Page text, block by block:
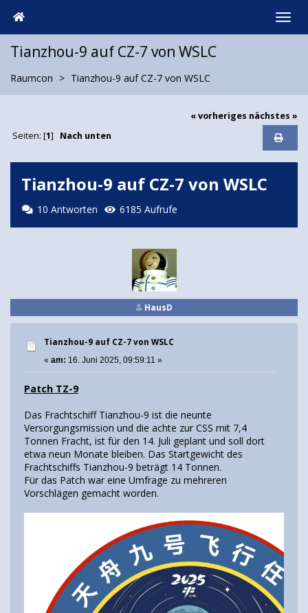
Tianzhou-9 auf CZ-7 von WSLC
Raumcon Tianzhou-9 auf CZ-7 von WSLC
« vorheriges nächstes »
Seiten: [1] Nach unten
Tianzhou-9 auf CZ-7 von WSLC
10 Antworten 6185 Aufrufe
HausD
Tianzhou-9 auf CZ-7 von WSLC
« am: 16. Juni 2025, 09:59:11 »
Patch TZ-9
Das Frachtschiff Tianzhou-9 ist die neunte
Versorgungsmission und die achte zur CSS mit 7,4
Tonnen Fracht, ist für den 14. Juli geplant und soll dort
etwa neun Monate bleiben. Das Startgewicht des
Frachtschiffs Tianzhou-9 beträgt 14 Tonnen.
Für das Patch war eine Umfrage zu mehreren
Vorschlägen gemacht worden.